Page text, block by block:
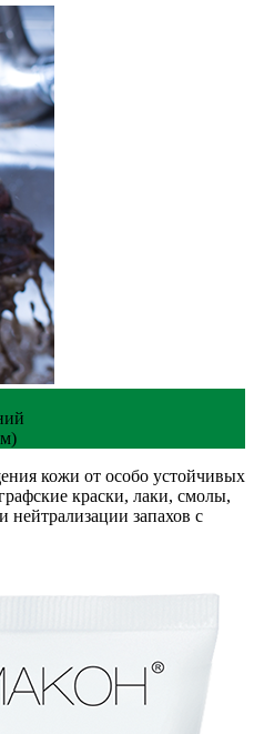
кожи от особо устойчивых
краски, лаки, смолы,
запахов с